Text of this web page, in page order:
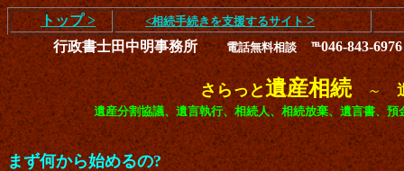
トップ > <相続手続きを支援するサイト>
行政書士田中明事務所電話無料相談 ℡046-843-
さらっと遺産相続～
遺産分割協議、遺言執行、相続人、相続放棄、遺言書、
まず何から始めるの?